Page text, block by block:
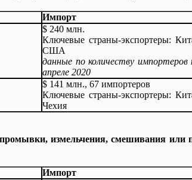
Импорт
$ 240 млн.
Ключевые страны-экспортеры:
США
данные по количеству импортеров
апреле 2020
$ 141 млн., 67 импортеров
Ключевые страны-экспортеры:
Чехия
измельчения, смешивания
Импорт